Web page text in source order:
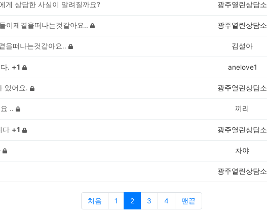
게 상담한 사실이 알려질까요? 광주열린상담소
이제곁을떠나는것같아요.. 광주열린상담소
을떠나는것같아요.. 김설아
. +1 anelove1
있어요. 광주열린상담소
.. 끼리
다 +1 광주열린상담소
차야
광주열린상담소
처음 1 2 3 4 맨끝